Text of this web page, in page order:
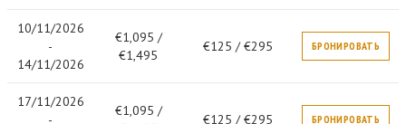
10/11/2026
-
14/11/2026
€1,095 /
€1,495
€125 / €295 БРОНИРОВАТЬ
17/11/2026
-
€1,095 /
€125 / €295 БРОНИРОВАТЬ